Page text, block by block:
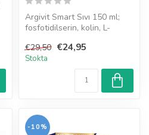
Argivit Smart Sıvı 150 ml;
fosfotidilserin, kolin, L-
€29,50 €24,95
Stokta
-10%